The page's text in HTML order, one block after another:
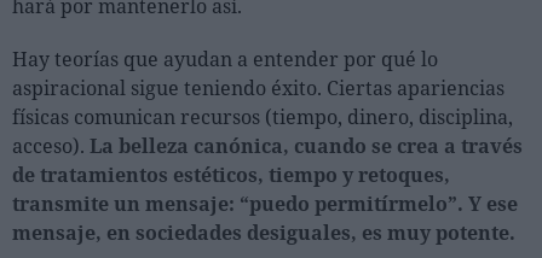
hará por mantenerlo así.
Hay teorías que ayudan a entender por qué lo
aspiracional sigue teniendo éxito. Ciertas apariencias
físicas comunican recursos (tiempo, dinero, disciplina,
acceso). La belleza canónica, cuando se crea a través
de tratamientos estéticos, tiempo y retoques,
transmite un mensaje: “puedo permitírmelo”. Y ese
mensaje, en sociedades desiguales, es muy potente.